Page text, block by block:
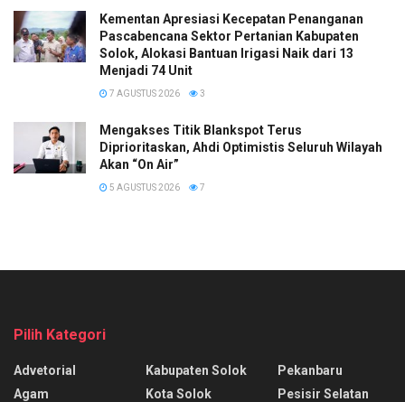
Kementan Apresiasi Kecepatan Penanganan
Pascabencana Sektor Pertanian Kabupaten
Solok, Alokasi Bantuan Irigasi Naik dari 13
Menjadi 74 Unit
7 AGUSTUS 2026 3
Mengakses Titik Blankspot Terus
Diprioritaskan, Ahdi Optimistis Seluruh Wilayah
Akan “On Air”
5 AGUSTUS 2026 7
Pilih Kategori
Advetorial
Agam
Kabupaten Solok
Kota Solok
Pekanbaru
Pesisir Selatan